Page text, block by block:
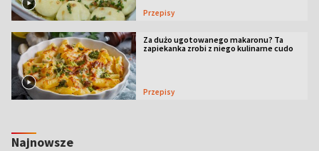
Przepisy
Za dużo ugotowanego makaronu? Ta
zapiekanka zrobi z niego kulinarne cudo
Przepisy
Najnowsze